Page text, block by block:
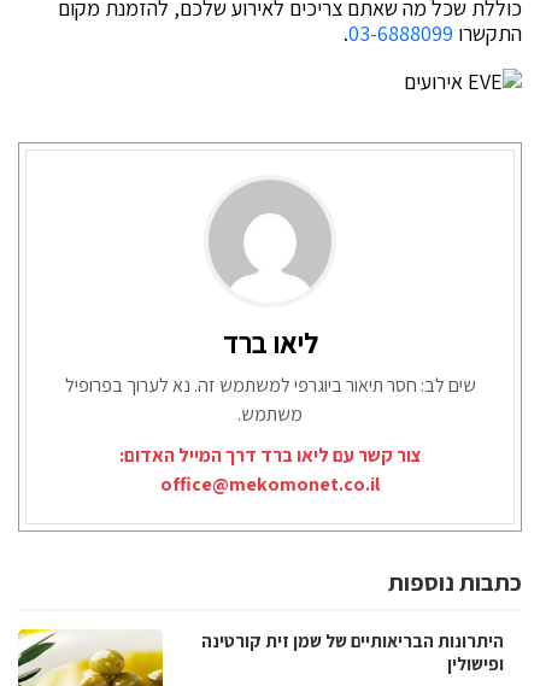
כוללת שכל מה שאתם צריכים לאירוע שלכם, להזמנת מקום
התקשרו 03-6888099
.
ליאו ברד
שים לב: חסר תיאור ביוגרפי למשתמש זה. נא לערוך בפרופיל
משתמש.
צור קשר עם ליאו ברד דרך המייל האדום:
office@mekomonet.co.il
כתבות נוספות
היתרונות הבריאותיים של שמן זית קורטינה
ופישולין